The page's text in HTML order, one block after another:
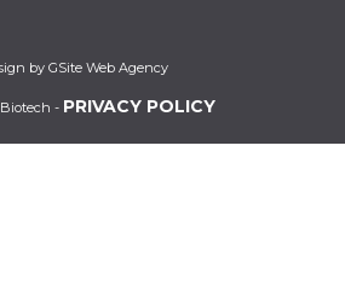
by GSite Web Agency
- PRIVACY POLICY